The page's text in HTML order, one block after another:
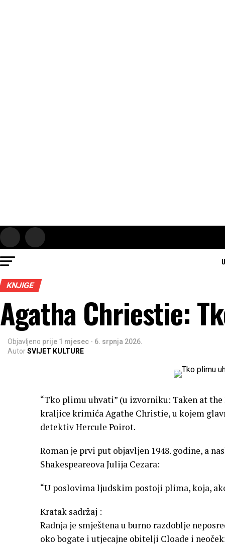
KNJIGE
Agatha Chriestie:
Objavljeno prije 1 mjesec - 6. srpnja 2026.
AutorSVIJET KULTURE
“Tko plimu uhvati” (u izvorniku: Taken at
kraljice krimića Agathe Christie, u kojem
detektiv Hercule Poirot.
Roman je prvi put objavljen 1948. godine, a
Shakespeareova Julija Cezara:
“U poslovima ljudskim postoji plima, koja,
Kratak sadržaj :
Radnja je smještena u burno razdoblje
oko bogate i utjecajne obitelji Cloade i